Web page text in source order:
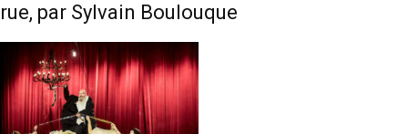
rue, par Sylvain Boulouque